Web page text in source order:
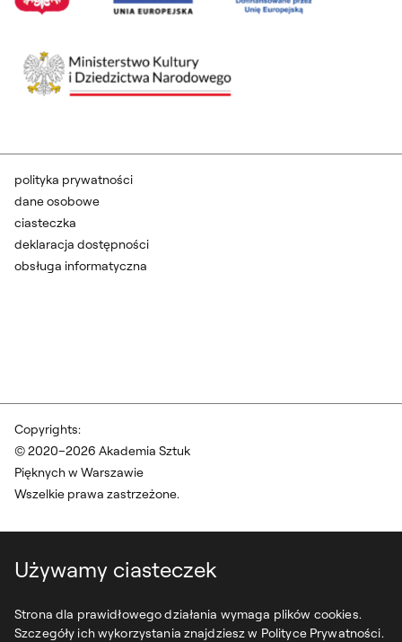
Używamy ciasteczek
Strona dla prawidłowego działania wymaga plików cookies.
Szczegóły ich wykorzystania znajdziesz w Polityce Prywatności.
Copyrights:
© 2020–2026 Akademia Sztuk
Pięknych w Warszawie
Wszelkie prawa zastrzeżone.
polityka prywatności
dane osobowe
ciasteczka
deklaracja dostępności
obsługa informatyczna